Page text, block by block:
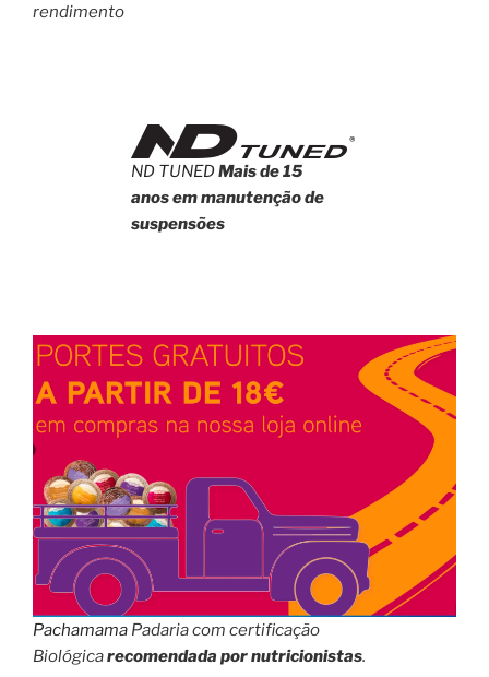
rendimento
ND TUNEDMais de 15
anos em manutenção de
suspensões
Pachamama Padaria com certificação
Biológicarecomendada por nutricionistas.